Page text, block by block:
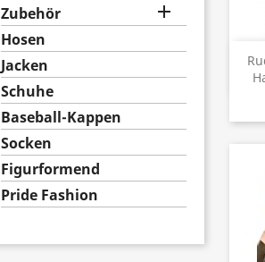
Zubehör 
Hosen
Jacken
Schuhe
Baseball-Kappen
Socken
Figurformend
Pride Fashion